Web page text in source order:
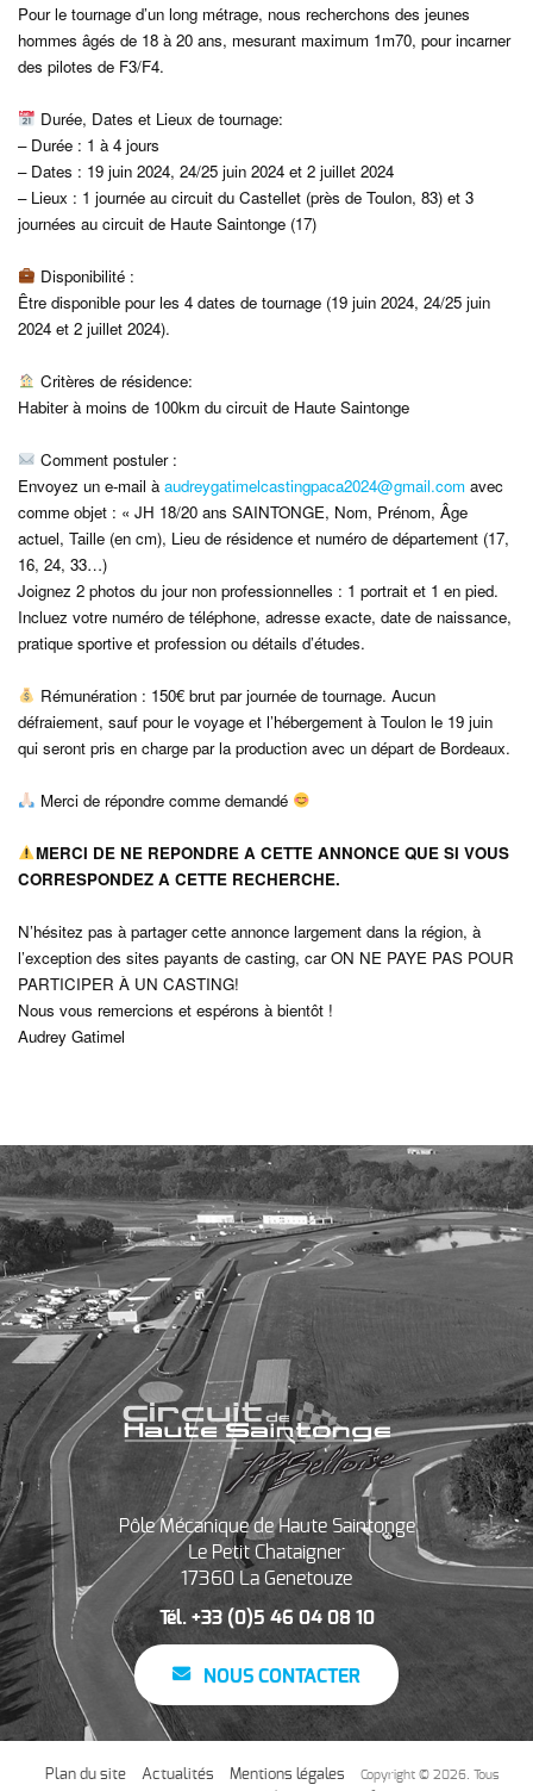
Pour le tournage d’un long métrage, nous recherchons des jeunes
hommes âgés de 18 à 20 ans, mesurant maximum 1m70, pour incarner
des pilotes de F3/F4.
Durée, Dates et Lieux de tournage:
– Durée : 1 à 4 jours
– Dates : 19 juin 2024, 24/25 juin 2024 et 2 juillet 2024
– Lieux : 1 journée au circuit du Castellet (près de Toulon, 83) et 3
journées au circuit de Haute Saintonge (17)
Disponibilité :
Être disponible pour les 4 dates de tournage (19 juin 2024, 24/25 juin
2024 et 2 juillet 2024).
Critères de résidence:
Habiter à moins de 100km du circuit de Haute Saintonge
Comment postuler :
Envoyez un e-mail àaudreygatimelcastingpaca2024@gmail.com avec
comme objet : « JH 18/20 ans SAINTONGE, Nom, Prénom, Âge
actuel, Taille (en cm), Lieu de résidence et numéro de département (17,
16, 24, 33…)
Joignez 2 photos du jour non professionnelles : 1 portrait et 1 en pied.
Incluez votre numéro de téléphone, adresse exacte, date de naissance,
pratique sportive et profession ou détails d’études.
Rémunération : 150€ brut par journée de tournage. Aucun
défraiement, sauf pour le voyage et l’hébergement à Toulon le 19 juin
qui seront pris en charge par la production avec un départ de Bordeaux.
Merci de répondre comme demandé
MERCI DE NE REPONDRE A CETTE ANNONCE QUE SI VOUS
CORRESPONDEZ A CETTE RECHERCHE.
N’hésitez pas à partager cette annonce largement dans la région, à
l’exception des sites payants de casting, car ON NE PAYE PAS POUR
PARTICIPER À UN CASTING!
Nous vous remercions et espérons à bientôt !
Audrey Gatimel
Pôle Mécanique de Haute Saintonge
Le Petit Chataigner
17360 La Genetouze
Tél. +33 (0)5 46 04 08 10
NOUS CONTACTER
Plan du site Actualités Mentions légales
Copyright © 2026. Tous